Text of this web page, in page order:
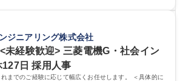
方に最適な環境です。 募集職種 【総
グループ/組織運営を支えるゼネラリストを目
計算・社会保険手続き・勤怠管理など）の経験
院 大学 高専 短大
資格：
ジニアリング株式会社
未経験歓迎> 三菱電機G・社会イン
日 採用人事
までのご経験に応じて幅広くお任せします。 ＜具体的に